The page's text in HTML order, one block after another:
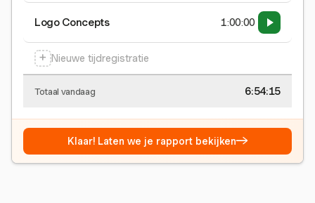
Logo Concepts 1:00:00
+ Nieuwe tijdregistratie
Totaal vandaag 6:54:15
Klaar! Laten we je rapport bekijken→